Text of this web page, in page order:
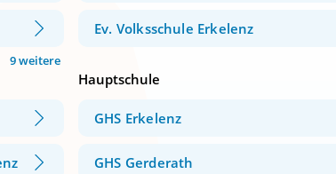
9 weitere
Ev. Volksschule Erkelenz
Hauptschule
GHS Erkelenz
GHS Gerderath